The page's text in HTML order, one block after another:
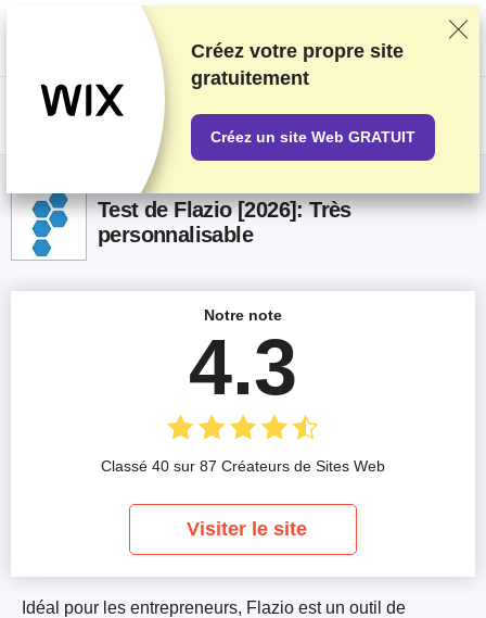
Nous classons nos produits sur la base de tests et de recherches
rigoureux, mais nous tenons également compte de vos commentaires et
des accords commerciaux conclus avec les fournisseurs. Cette page
contient des liens d'affiliation.Information sur la publicité
US$
Test de Flazio [2026]: Très
personnalisable
Idéal pour les entrepreneurs, Flazio est un outil de
Notre note
4.3
Classé 40 sur 87 Créateurs de Sites Web
Visiter le site
Créez votre propre site
gratuitement
Créez un site Web GRATUIT